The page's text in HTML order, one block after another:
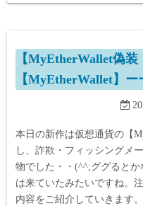
【MyEtherWallet偽装
【MyEtherWallet】
本日の新作は仮想通貨の【
し、詐欺・フィッシングメ
物でした・・(^^;ググると
は来ていたみたいですね。
内容をご紹介していきます